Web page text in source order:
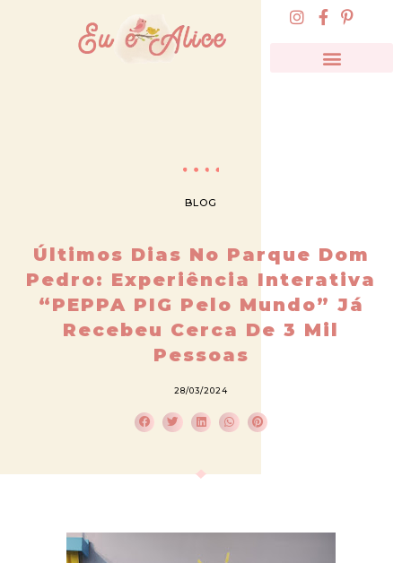
BLOG
Últimos Dias No Parque Dom
Pedro: Experiência Interativa
“PEPPA PIG Pelo Mundo” Já
Recebeu Cerca De 3 Mil
Pessoas
28/03/2024